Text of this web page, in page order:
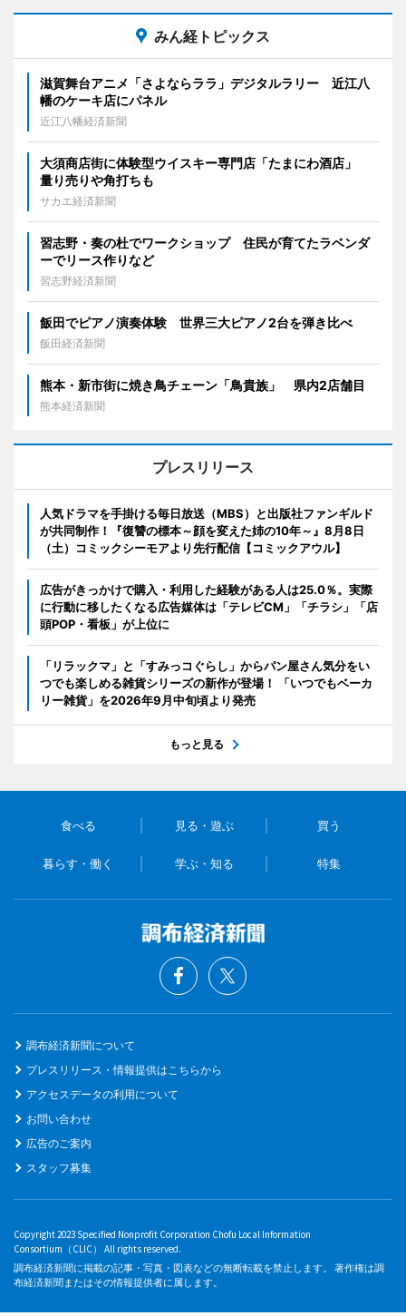
みん経トピックス
滋賀舞台アニメ「さよならララ」デジタルラリー 近江八
幡のケーキ店にパネル
近江八幡経済新聞
大須商店街に体験型ウイスキー専門店「たまにわ酒店」
量り売りや角打ちも
サカエ経済新聞
習志野・奏の杜でワークショップ 住民が育てたラベンダ
ーでリース作りなど
習志野経済新聞
飯田でピアノ演奏体験 世界三大ピアノ2台を弾き比べ
飯田経済新聞
熊本・新市街に焼き鳥チェーン「鳥貴族」 県内2店舗目
熊本経済新聞
プレスリリース
人気ドラマを手掛ける毎日放送（MBS）と出版社ファンギルド
が共同制作！『復讐の標本～顔を変えた姉の10年～』8月8日
（土）コミックシーモアより先行配信【コミックアウル】
広告がきっかけで購入・利用した経験がある人は25.0％。実際
に行動に移したくなる広告媒体は「テレビCM」「チラシ」「店
頭POP・看板」が上位に
「リラックマ」と「すみっコぐらし」からパン屋さん気分をい
つでも楽しめる雑貨シリーズの新作が登場！ 「いつでもベーカ
リー雑貨」を2026年9月中旬頃より発売
もっと見る
食べる 見る・遊ぶ 買う
暮らす・働く 学ぶ・知る 特集
調布経済新聞について
プレスリリース・情報提供はこちらから
アクセスデータの利用について
お問い合わせ
広告のご案内
スタッフ募集
Copyright 2023 Specified Nonprofit Corporation Chofu Local Information
Consortium（CLIC） All rights reserved.
調布経済新聞に掲載の記事・写真・図表などの無断転載を禁止します。 著作権は調
布経済新聞またはその情報提供者に属します。